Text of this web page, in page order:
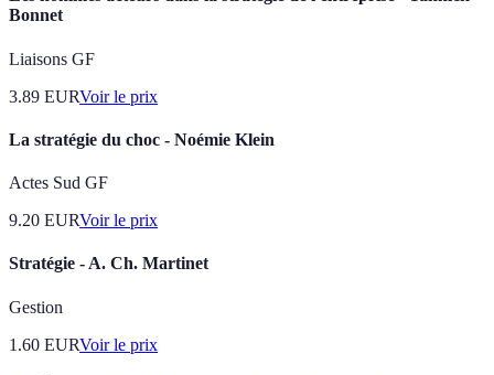
Bonnet
Liaisons GF
3.89 EURVoir le prix
La stratégie du choc - Noémie Klein
Actes Sud GF
9.20 EURVoir le prix
Stratégie - A. Ch. Martinet
Gestion
1.60 EURVoir le prix